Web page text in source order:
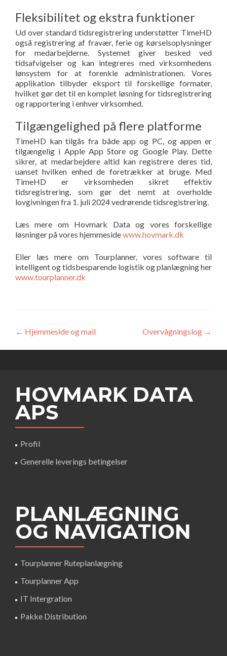
Fleksibilitet og ekstra funktioner
Ud over standard tidsregistrering understøtter TimeHD
også registrering af fravær, ferie og kørselsoplysninger
for medarbejderne. Systemet giver besked ved
tidsafvigelser og kan integreres med virksomhedens
lønsystem for at forenkle administrationen. Vores
applikation tilbyder eksport til forskellige formater,
hvilket gør det til en komplet løsning for tidsregistrering
og rapportering i enhver virksomhed.
Tilgængelighed på flere platforme
TimeHD kan tilgås fra både app og PC, og appen er
tilgængelig i Apple App Store og Google Play. Dette
sikrer, at medarbejdere altid kan registrere deres tid,
uanset hvilken enhed de foretrækker at bruge. Med
TimeHD er virksomheden sikret effektiv
tidsregistrering, som gør det nemt at overholde
lovgivningen fra 1. juli 2024 vedrørende tidsregistrering.
Læs mere om Hovmark Data og vores forskellige
løsninger på vores hjemmesidewww.hovmark.dk
Eller læs mere om Tourplanner, vores software til
intelligent og tidsbesparende logistik og planlægning her
www.tourplanner.dk
Indlægsnavigation
← Hjemmeside og mail Overvågningslog →
HOVMARK DATA
APS
Profil
Generelle leverings betingelser
PLANLÆGNING
OG NAVIGATION
Tourplanner Ruteplanlægning
Tourplanner App
IT Intergration
Pakke Distribution